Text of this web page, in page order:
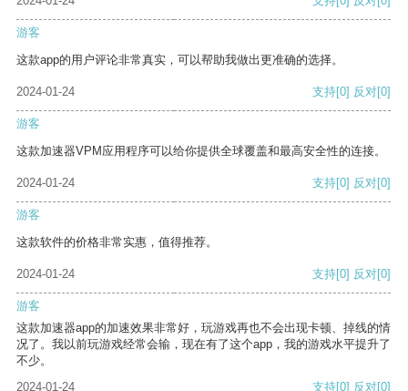
游客
这款app的用户评论非常真实，可以帮助我做出更准确的选择。
2024-01-24 支持[0] 反对[0]
游客
这款加速器VPM应用程序可以给你提供全球覆盖和最高安全性的连接。
2024-01-24 支持[0] 反对[0]
游客
这款软件的价格非常实惠，值得推荐。
2024-01-24 支持[0] 反对[0]
游客
这款加速器app的加速效果非常好，玩游戏再也不会出现卡顿、掉线的情
况了。我以前玩游戏经常会输，现在有了这个app，我的游戏水平提升了
不少。
2024-01-24
支持[0] 反对[0]